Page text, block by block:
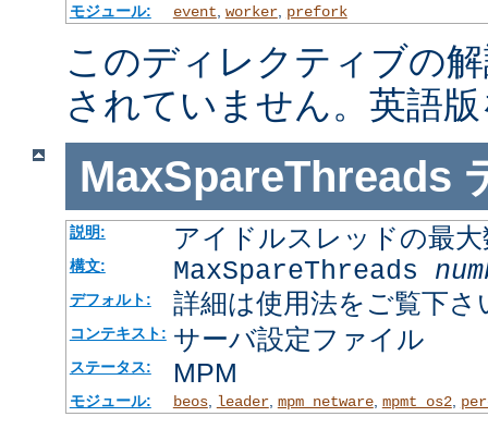
モジュール: event worker, prefork
このディレクティブの
されていません。英語
MaxSpareThreads
説明: アイドルスレッドの最大
構文: MaxSpareThreads
デフォルト: 詳細は使用法をご覧下さ
コンテキスト: サーバ設定ファイル
ステータス: MPM
モジュール: beos, leader, mpm_netware, mpmt_os2,